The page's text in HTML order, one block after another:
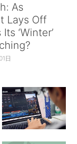
As
Lays Off
‘Winter’
日